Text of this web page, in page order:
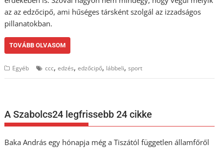
az az edzőcipő, ami hűséges társként szolgál az izzadságos
pillanatokban.
TOVÁBB OLVASOM
Egyéb ccc,edzés,edzőcipő, lábbeli,sport
A Szabolcs24 legfrissebb 24 cikke
Baka András egy hónapja még a Tiszától független államfőről